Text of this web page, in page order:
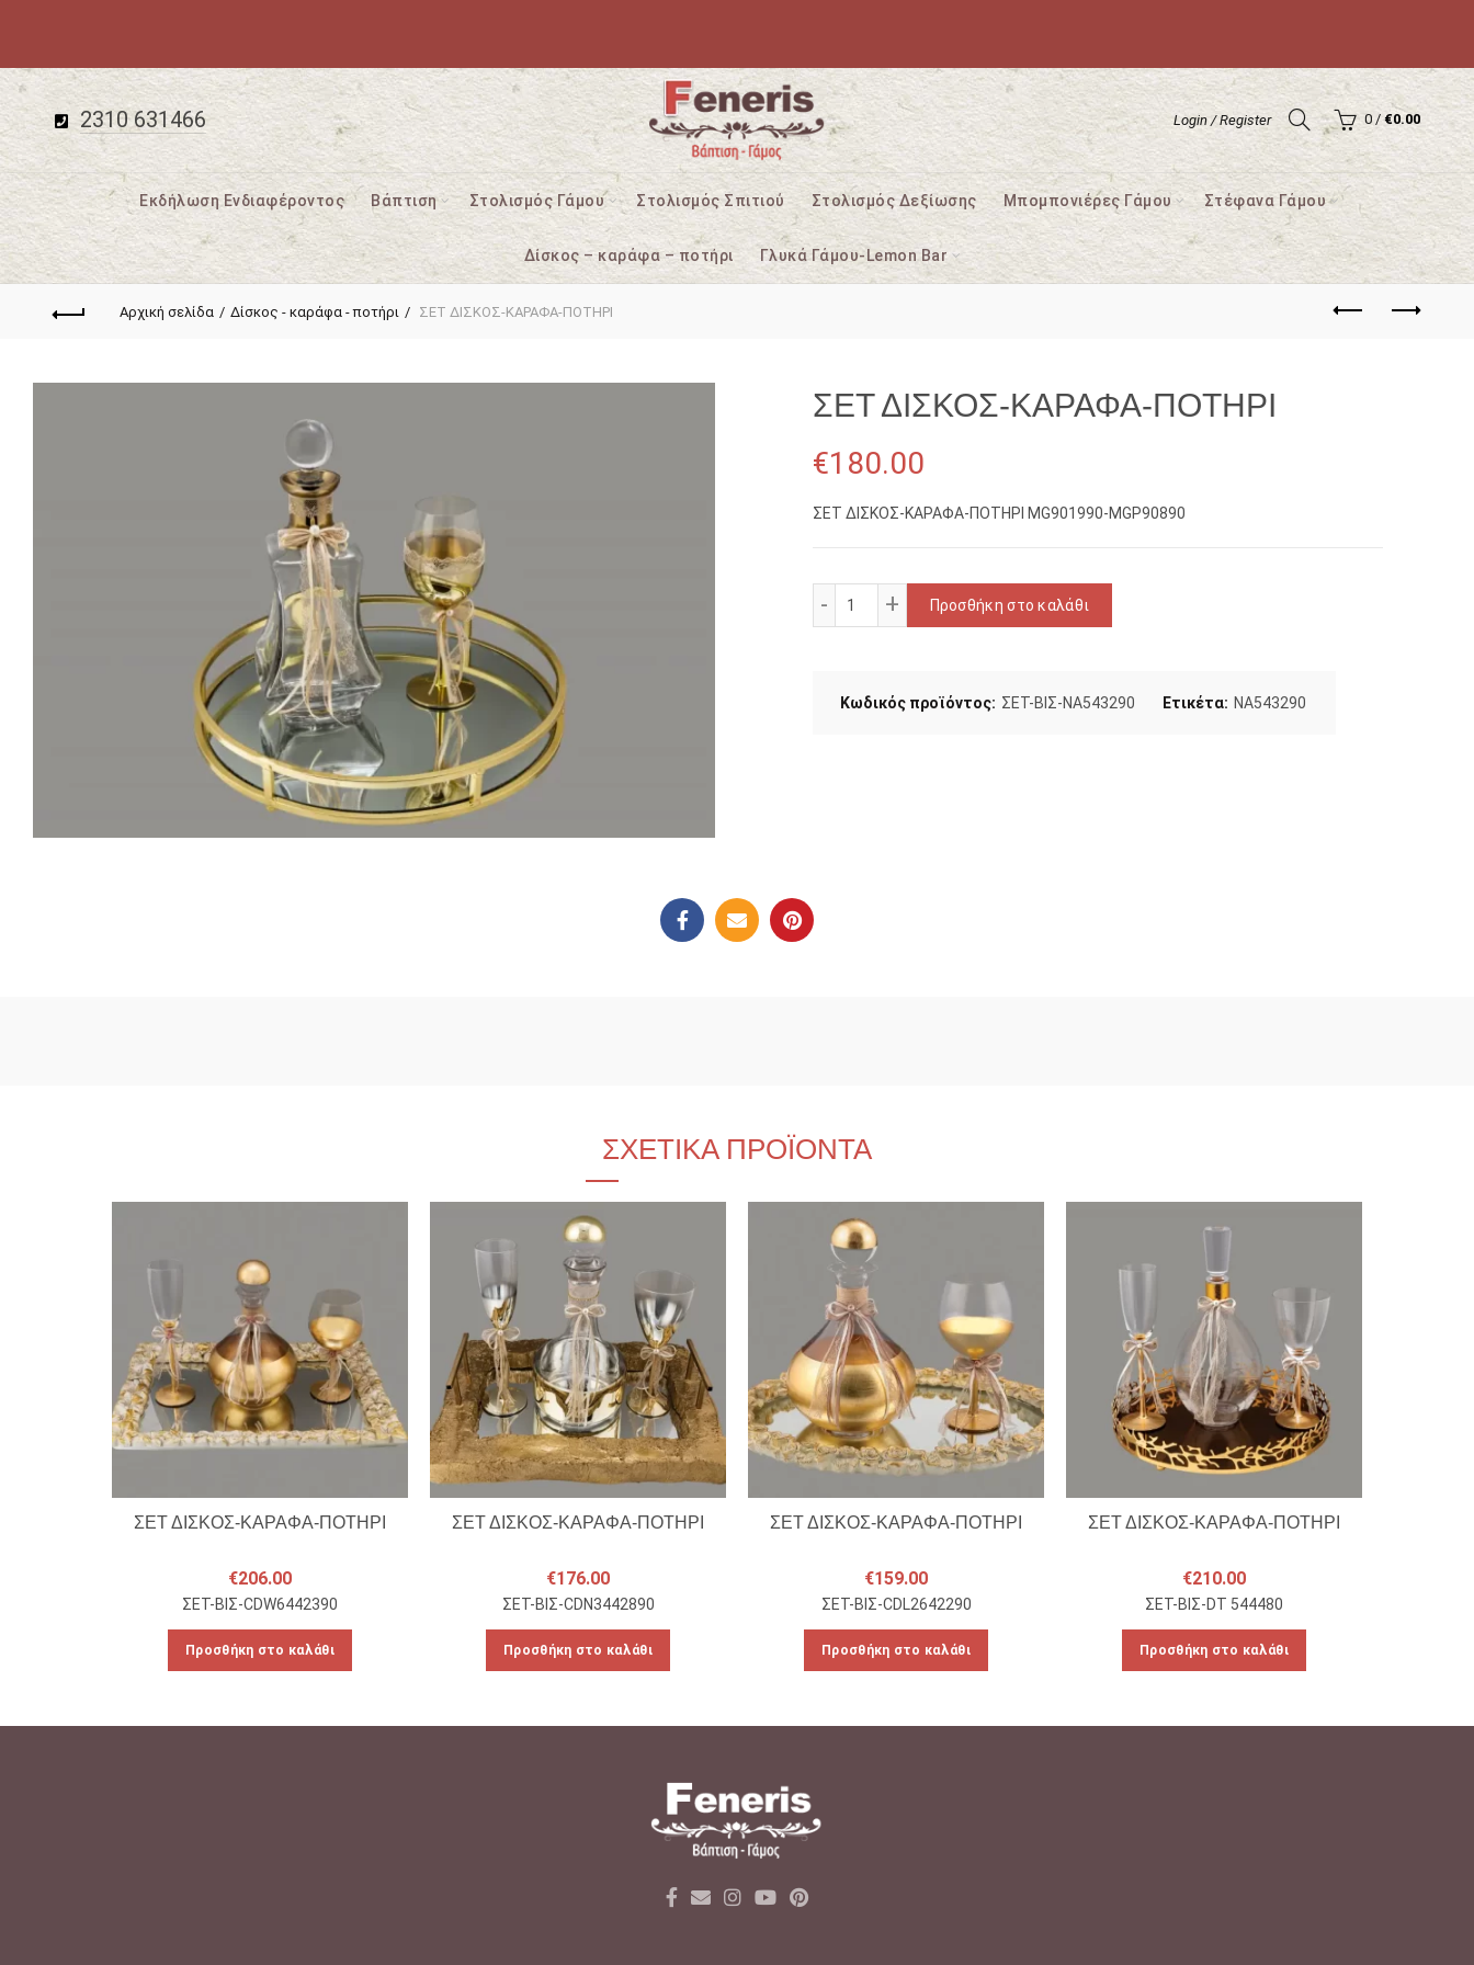
2310 631466 Login / Register 0 / €0.00
Εκδήλωση Ενδιαφέροντος Βάπτιση Στολισμός Γάμου Στολισμός Σπιτιού Στολισμός Δεξίωσης Μπομπονιέρες Γάμου Στέφανα Γάμου
Δίσκος – καράφα – ποτήρι Γλυκά Γάμου-Lemon Bar
Αρχική σελίδα Δίσκος - καράφα - ποτήρι ΣΕΤ ΔΙΣΚΟΣ-ΚΑΡΑΦΑ-ΠΟΤΗΡΙ
ΣΕΤ ΔΙΣΚΟΣ-ΚΑΡΑΦΑ-ΠΟΤΗΡΙ
€180.00
ΣΕΤ ΔΙΣΚΟΣ-ΚΑΡΑΦΑ-ΠΟΤΗΡΙ MG901990-MGP90890
ΣΕΤ ΔΙΣΚΟΣ-ΚΑΡΑΦΑ-ΠΟΤΗΡΙ ποσότητα
Προσθήκη στο καλάθι
Κωδικός προϊόντος: ΣΕΤ-ΒΙΣ-NA543290 Ετικέτα: NA543290
ΣΧΕΤΙΚΆ ΠΡΟΪΌΝΤΑ
ΣΕΤ ΔΙΣΚΟΣ-ΚΑΡΑΦΑ-ΠΟΤΗΡΙ
€206.00
ΣΕΤ-ΒΙΣ-CDW6442390
Προσθήκη στο καλάθι
ΣΕΤ ΔΙΣΚΟΣ-ΚΑΡΑΦΑ-ΠΟΤΗΡΙ
€176.00
ΣΕΤ-ΒΙΣ-CDN3442890
Προσθήκη στο καλάθι
ΣΕΤ ΔΙΣΚΟΣ-ΚΑΡΑΦΑ-ΠΟΤΗΡΙ
€159.00
ΣΕΤ-ΒΙΣ-CDL2642290
Προσθήκη στο καλάθι
ΣΕΤ ΔΙΣΚΟΣ-ΚΑΡΑΦΑ-ΠΟΤΗΡΙ
€210.00
ΣΕΤ-ΒΙΣ-DT 544480
Προσθήκη στο καλάθι